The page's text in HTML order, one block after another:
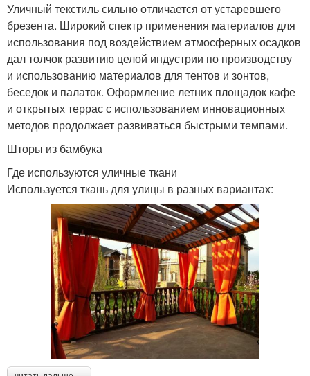
Ткань для мебели Ткань для обивки
Уличный текстиль сильно отличается от устаревшего
брезента. Широкий спектр применения материалов для
использования под воздействием атмосферных осадков
дал толчок развитию целой индустрии по производству
и использованию материалов для тентов и зонтов,
беседок и палаток. Оформление летних площадок кафе
и открытых террас с использованием инновационных
методов продолжает развиваться быстрыми темпами.
Шторы из бамбука
Где используются уличные ткани
Используется ткань для улицы в разных вариантах: